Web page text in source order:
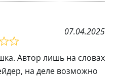
07.04.2025
Автор лишь на словах
на деле возможно